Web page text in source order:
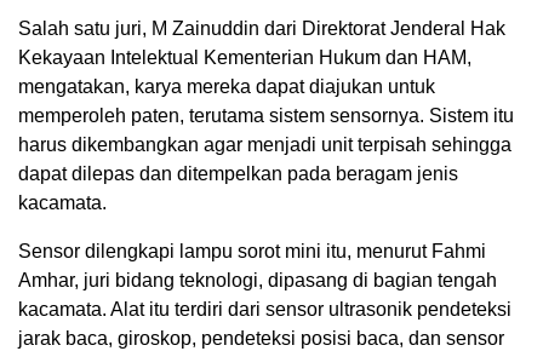
Salah satu juri, M Zainuddin dari Direktorat Jenderal Hak
Kekayaan Intelektual Kementerian Hukum dan HAM,
mengatakan, karya mereka dapat diajukan untuk
memperoleh paten, terutama sistem sensornya. Sistem itu
harus dikembangkan agar menjadi unit terpisah sehingga
dapat dilepas dan ditempelkan pada beragam jenis
kacamata.
Sensor dilengkapi lampu sorot mini itu, menurut Fahmi
Amhar, juri bidang teknologi, dipasang di bagian tengah
kacamata. Alat itu terdiri dari sensor ultrasonik pendeteksi
jarak baca, giroskop, pendeteksi posisi baca, dan sensor